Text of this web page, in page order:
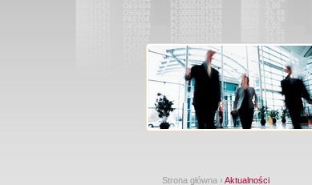
Strona główna › Aktualności